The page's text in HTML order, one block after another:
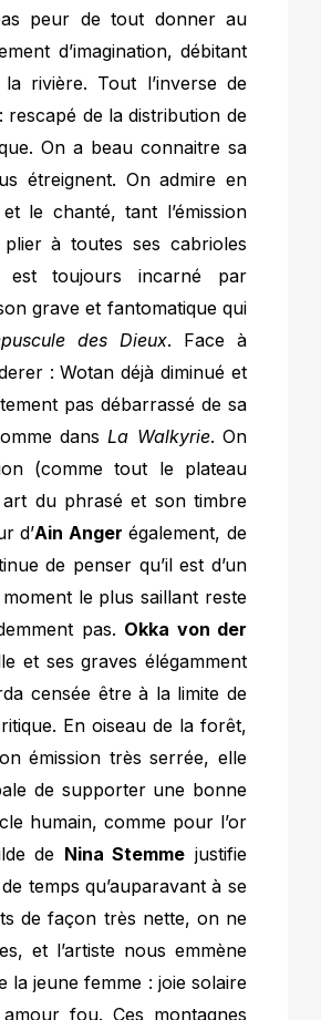
peur de tout donner au
d’imagination, débitant
rivière. Tout l’inverse de
: rescapé de la distribution de
On a beau connaitre sa
étreignent. On admire en
le chanté, tant l’émission
à toutes ses cabrioles
toujours incarné par
grave et fantomatique qui
des Dieux. Face à
: Wotan déjà diminué et
pas débarrassé de sa
dansLa Walkyrie. On
(comme tout le plateau
art du phrasé et son timbre
d’Ain Anger également, de
de penser qu’il est d’un
le plus saillant reste
pas. Okka von der
et ses graves élégamment
censée être à la limite de
En oiseau de la forêt,
émission très serrée, elle
de supporter une bonne
humain, comme pour l’or
de Nina Stemme justifie
temps qu’auparavant à se
de façon très nette, on ne
et l’artiste nous emmène
la jeune femme : joie solaire
fou. Ces montagnes